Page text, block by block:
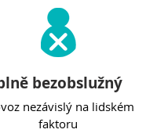
bezobslužný
nezávislý na lidském
faktoru